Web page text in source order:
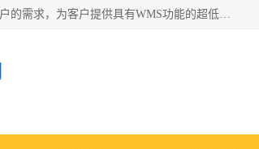
苏州纳冠电子设备有限公司位于苏州市相城区；我司依托国外先进技术结合国内用户的需求，为客户提供具有WMS功能的超低湿快速除湿电子防潮，压缩空气连续干燥柜、智能物料管理氮气储物柜、自制氮氮气柜、防潮氮气组合柜、不锈钢洁净氮气柜、洁净储物柜、石墨舟柜、亮灯导引丝网板存储柜、PCB柔性板气密干燥柜等